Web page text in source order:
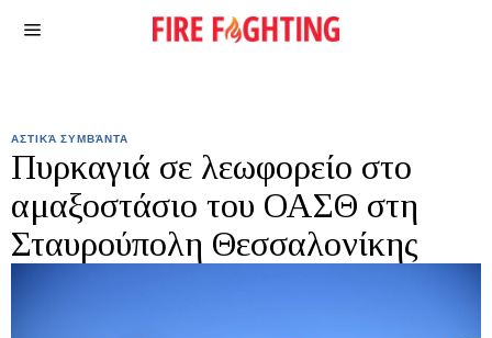
ΑΣΤΙΚΆ ΣΥΜΒΆΝΤΑ
Πυρκαγιά σε λεωφορείο στο
αμαξοστάσιο του ΟΑΣΘ στη
Σταυρούπολη Θεσσαλονίκης